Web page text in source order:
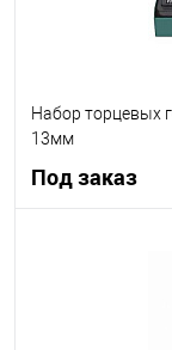
Набор торцевых
13мм
Под заказ